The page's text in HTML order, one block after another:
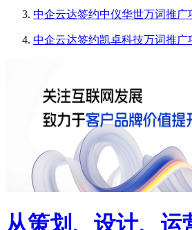
中企云达签约中仪华世万词推广
中企云达签约凯卓科技万词推广
从策划、设计、运